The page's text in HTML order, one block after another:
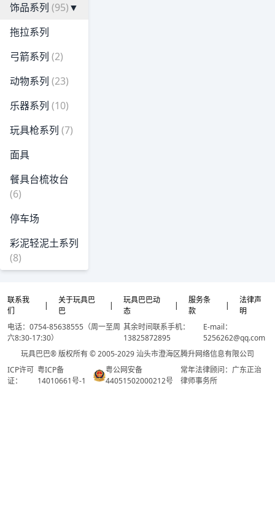
饰品系列 (95)▼
拖拉系列
弓箭系列 (2)
动物系列 (23)
乐器系列 (10)
玩具枪系列 (7)
面具
餐具台梳妆台
(6)
停车场
彩泥轻泥土系列
(8)
联系我
们
|
关于玩具巴
巴
|
玩具巴巴动
态
|
服务条
款
|
法律声
明
电话：0754-85638555（周一至周
六8:30-17:30）
其余时间联系手机：
13825872895
E-mail：
5256262@qq.com
玩具巴巴® 版权所有 © 2005-2029 汕头市澄海区腾升网络信息有限公司
ICP许可
证：
粤ICP备
14010661号-1
粤公网安备
44051502000212号
常年法律顾问：广东正治
律师事务所